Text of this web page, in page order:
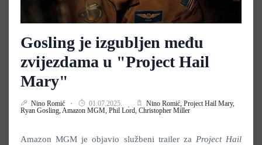
Gosling je izgubljen među
zvijezdama u "Project Hail
Mary"
Nino Romić 01.07.2025. Nino Romić, Project Hail Mary,
Ryan Gosling,Amazon MGM, Phil Lord, Christopher Miller
Amazon MGM je objavio službeni trailer za Project Hail